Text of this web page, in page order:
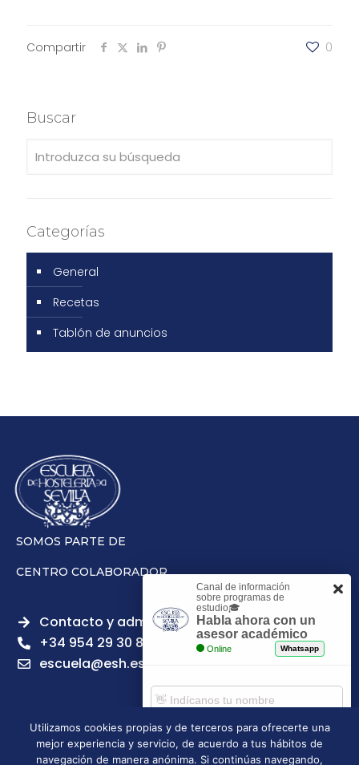
Compartir 0
Buscar
Categorías
General
Recetas
Tablón de anuncios
SOMOS PARTE DE
CENTRO COLABORADOR
Contacto y admisiones
+34 954 29 30 81
escuela@esh.es
Aviso legal Política de Privacidad
Política de Cookies
Utilizamos cookies propias y de terceros para ofrecerte una
mejor experiencia y servicio, de acuerdo a tus hábitos de
navegación de manera anónima. Si continúas navegando,
Canal de información
sobre programas de
estudio🎓
Habla ahora con un
asesor académico
Online Whatsapp
Comenzar chat